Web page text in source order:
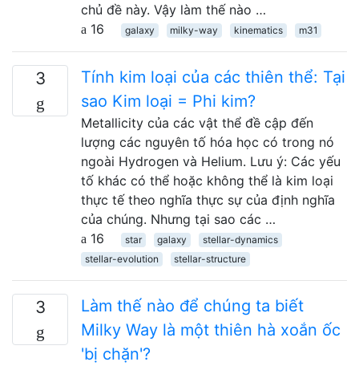
chủ đề này. Vậy làm thế nào …
16
galaxy milky-way kinematics m31
3
Tính kim loại của các thiên thể: Tại
sao Kim loại = Phi kim?
Metallicity của các vật thể đề cập đến
lượng các nguyên tố hóa học có trong nó
ngoài Hydrogen và Helium. Lưu ý: Các yếu
tố khác có thể hoặc không thể là kim loại
thực tế theo nghĩa thực sự của định nghĩa
của chúng. Nhưng tại sao các …
16
star galaxy
stellar-dynamics
stellar-evolution
stellar-structure
3
Làm thế nào để chúng ta biết
Milky Way là một thiên hà xoắn ốc
'bị chặn'?